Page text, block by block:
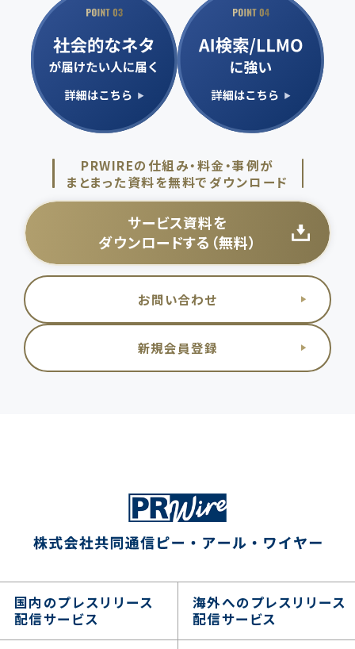
PRWIREの仕組み・料金・事例が
まとまった資料を無料でダウンロード
サービス資料を
ダウンロードする（無料）
お問い合わせ
新規会員登録
国内のプレスリリース
配信サービス
海外へのプレスリリース
配信サービス